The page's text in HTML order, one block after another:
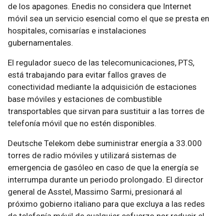
de los apagones. Enedis no considera que Internet
móvil sea un servicio esencial como el que se presta en
hospitales, comisarías e instalaciones
gubernamentales.
El regulador sueco de las telecomunicaciones, PTS,
está trabajando para evitar fallos graves de
conectividad mediante la adquisición de estaciones
base móviles y estaciones de combustible
transportables que sirvan para sustituir a las torres de
telefonía móvil que no estén disponibles.
Deutsche Telekom debe suministrar energía a 33.000
torres de radio móviles y utilizará sistemas de
emergencia de gasóleo en caso de que la energía se
interrumpa durante un periodo prolongado. El director
general de Asstel, Massimo Sarmi, presionará al
próximo gobierno italiano para que excluya a las redes